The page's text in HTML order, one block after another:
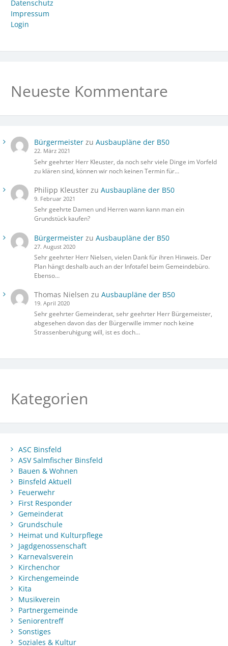
Datenschutz
Impressum
Login
Neueste Kommentare
Bürgermeisterzu Ausbaupläne der B50
22. März 2021
Sehr geehrter Herr Kleuster, da noch sehr viele Dinge im Vorfeld
zu klären sind, können wir noch keinen Termin für…
Philipp Kleusterzu Ausbaupläne der B50
9. Februar 2021
Sehr geehrte Damen und Herren wann kann man ein
Grundstück kaufen?
Bürgermeisterzu Ausbaupläne der B50
27. August 2020
Sehr geehrter Herr Nielsen, vielen Dank für ihren Hinweis. Der
Plan hängt deshalb auch an der Infotafel beim Gemeindebüro.
Ebenso…
Thomas Nielsen zu Ausbaupläne der B50
19. April 2020
Sehr geehrter Gemeinderat, sehr geehrter Herr Bürgemeister,
abgesehen davon das der Bürgerwille immer noch keine
Strassenberuhigung will, ist es doch…
Kategorien
ASC Binsfeld
ASV Salmfischer Binsfeld
Bauen & Wohnen
Binsfeld Aktuell
Feuerwehr
First Responder
Gemeinderat
Grundschule
Heimat und Kulturpflege
Jagdgenossenschaft
Karnevalsverein
Kirchenchor
Kirchengemeinde
Kita
Musikverein
Partnergemeinde
Seniorentreff
Sonstiges
Soziales & Kultur